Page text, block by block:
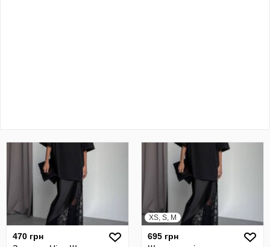
470 грн
XS, S, M
695 грн